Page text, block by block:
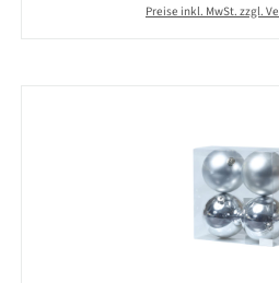
Preise inkl. MwSt. zzgl.